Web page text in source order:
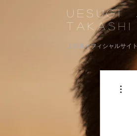
UESUGI
TAKASHI
上杉隆オフィシャルサイト